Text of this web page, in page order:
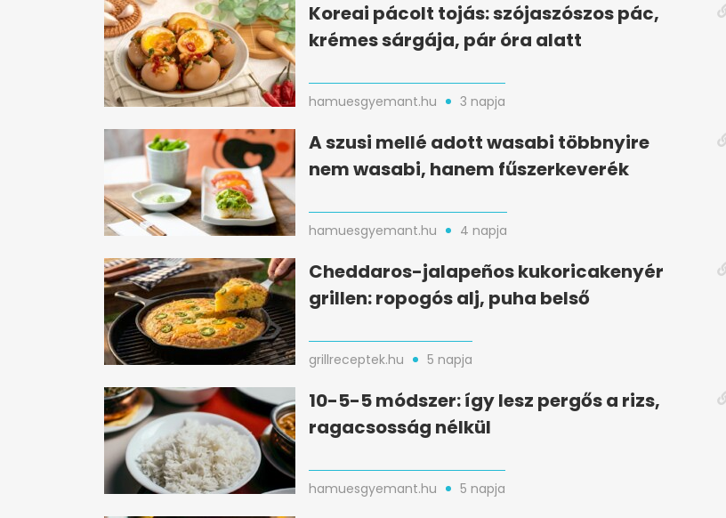
Koreai pácolt tojás: szójaszószos pác,
krémes sárgája, pár óra alatt
hamuesgyemant.hu 3 napja
A szusi mellé adott wasabi többnyire
nem wasabi, hanem fűszerkeverék
hamuesgyemant.hu 4 napja
Cheddaros-jalapeños kukoricakenyér
grillen: ropogós alj, puha belső
grillreceptek.hu 5 napja
10-5-5 módszer: így lesz pergős a rizs,
ragacsosság nélkül
hamuesgyemant.hu 5 napja